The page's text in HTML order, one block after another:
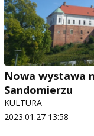
Nowa wystawa
Sandomierzu
KULTURA
2023.01.27 13:58